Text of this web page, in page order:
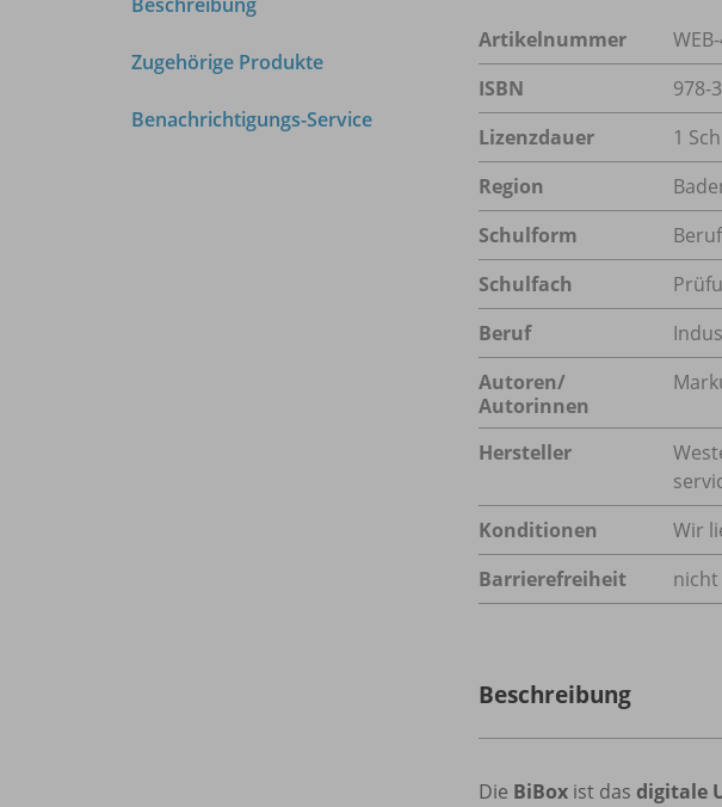
Zugehörige Produkte
Benachrichtigungs-Service
Artikelnummer
ISBN
978-
Lizenzdauer
1
Region
Schulform
Schulfach
Beruf
Autoren/
Autorinnen
Hersteller
Konditionen
Wir
Barrierefreiheit
nicht
Beschreibung
Die BiBox ist das digitale